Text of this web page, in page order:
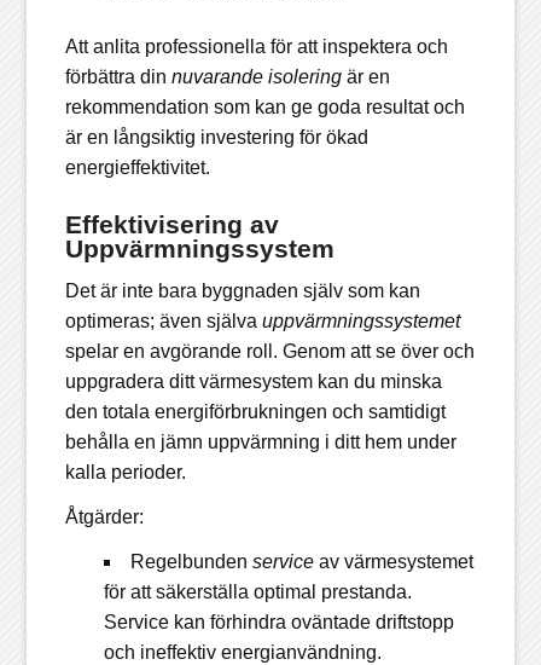
Att anlita professionella för att inspektera och
förbättra din nuvarande isoleringär en
rekommendation som kan ge goda resultat och
är en långsiktig investering för ökad
energieffektivitet.
Effektivisering av
Uppvärmningssystem
Det är inte bara byggnaden själv som kan
optimeras; även själva uppvärmningssystemet
spelar en avgörande roll. Genom att se över och
uppgradera ditt värmesystem kan du minska
den totala energiförbrukningen och samtidigt
behålla en jämn uppvärmning i ditt hem under
kalla perioder.
Åtgärder:
Regelbunden serviceav värmesystemet
för att säkerställa optimal prestanda.
Service kan förhindra oväntade driftstopp
och ineffektiv energianvändning.